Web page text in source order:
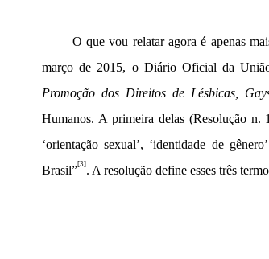
O que vou relatar agora é apenas
março de 2015, o Diário Oficial da
Promoção dos Direitos de Lésbicas,
Humanos. A primeira delas (Resolução n.
‘orientação sexual’, ‘identidade de
Brasil”[3] . A resolução define esses três